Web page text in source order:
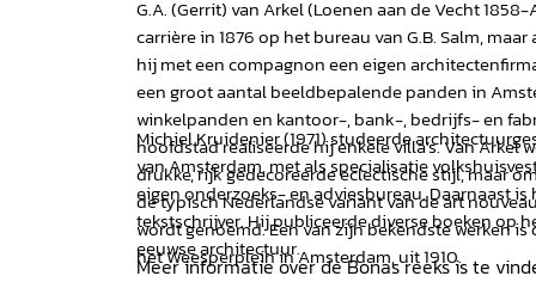
G.A. (Gerrit) van Arkel (Loenen aan de Vecht
carrière in 1876 op het bureau van G.B. Salm,
hij met een compagnon een eigen
een groot aantal beeldbepalende panden in
winkelpanden en kantoor-, bank-, bedrijfs- en
hoofdstad realiseerde hij enkele villa’s. Van Arkel
drukke, rijk gedecoreerde eclectische stijl, maar
de typisch Nederlandse variant van de art
wordt genoemd. Een van zijn bekendste werken
het Weesperplein in Amsterdam, uit 1910.
Michiel Kruidenier (1971) studeerde
van Amsterdam, met als specialisatie
eigen onderzoeks- en adviesbureau. Daarnaast
tekstschrijver. Hij publiceerde diverse boeken op
eeuwse architectuur.
Meer informatie over de Bonas reeks is te